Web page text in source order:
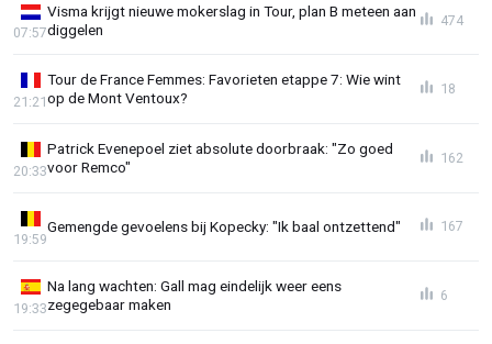
Visma krijgt nieuwe mokerslag in Tour, plan B meteen aan
diggelen
07:57
474
Tour de France Femmes: Favorieten etappe 7: Wie wint
op de Mont Ventoux?
21:21
18
Patrick Evenepoel ziet absolute doorbraak: "Zo goed
voor Remco"
20:33
162
Gemengde gevoelens bij Kopecky: "Ik baal ontzettend"
19:59
167
Na lang wachten: Gall mag eindelijk weer eens
zegegebaar maken
19:33
6